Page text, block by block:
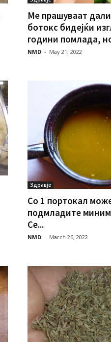
Ме прашуваат
ботокс бидејќи
години помлада,
NMD - May 21, 2022
Здравје
Со 1 портокал
подмладите
Се...
NMD - March 26, 2022